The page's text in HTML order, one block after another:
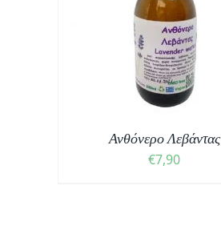
Ανθόνερο Λεβάντας
€7,90